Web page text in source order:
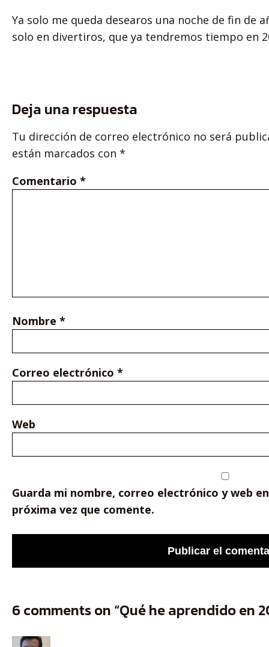
Ya solo me queda desearos una noche de fin de
solo en divertiros, que ya tendremos tiempo en
Deja una respuesta
Tu dirección de correo electrónico no será
están marcados con *
Comentario *
Nombre *
Correo electrónico *
Web
Guarda mi nombre, correo electrónico y web
próxima vez que comente.
6 comments on “Qué he aprendido en